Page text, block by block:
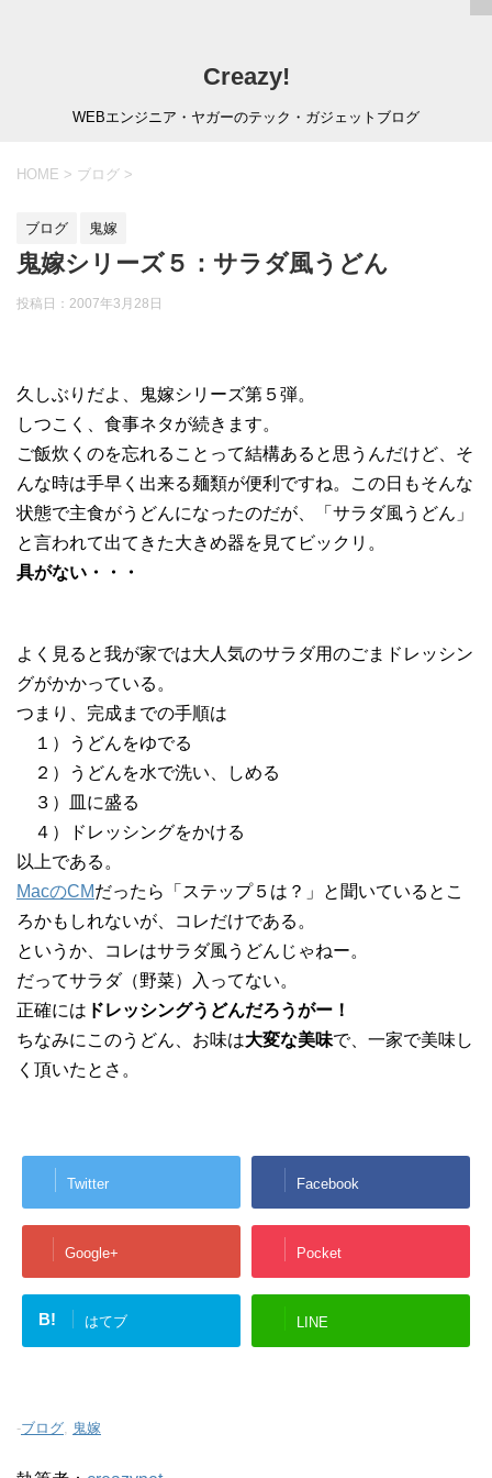
Creazy!
WEBエンジニア・ヤガーのテック・ガジェットブログ
HOME > ブログ >
ブログ 鬼嫁
鬼嫁シリーズ５：サラダ風うどん
投稿日： 2007年3月28日
久しぶりだよ、鬼嫁シリーズ第５弾。
しつこく、食事ネタが続きます。
ご飯炊くのを忘れることって結構あると思うんだけど、そ
んな時は手早く出来る麺類が便利ですね。この日もそんな
状態で主食がうどんになったのだが、「サラダ風うどん」
と言われて出てきた大きめ器を見てビックリ。
具がない・・・
よく見ると我が家では大人気のサラダ用のごまドレッシン
グがかかっている。
つまり、完成までの手順は
１）うどんをゆでる
２）うどんを水で洗い、しめる
３）皿に盛る
４）ドレッシングをかける
以上である。
MacのCMだったら「ステップ５は？」と聞いているとこ
ろかもしれないが、コレだけである。
というか、コレはサラダ風うどんじゃねー。
だってサラダ（野菜）入ってない。
正確には ドレッシングうどんだろうがー！
ちなみにこのうどん、お味は大変な美味で、一家で美味し
く頂いたとさ。
Twitter Facebook
Google+ Pocket
B! はてブ LINE
-ブログ, 鬼嫁